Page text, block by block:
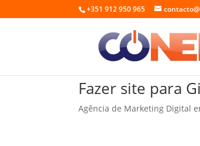
+351 912 950 965
Fazer site para
Agência de Marketing Digital